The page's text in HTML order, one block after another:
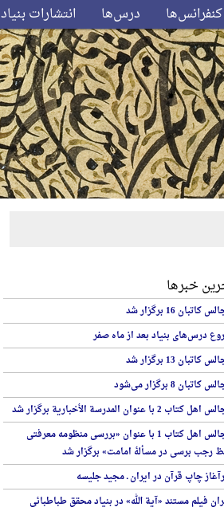
کنفرانس‌ها درس‌ها انتشارات بنیاد
خبرها
کاتبان 16 برگزار شد
درس‌های بنیاد بعد از ماه صفر
کاتبان 13 برگزار شد
کاتبان 8 برگزار می‌شود
کتاب 2 با عنوان المدرسة الأخباریة برگزار شد
مجالس اهل کتاب 1 با عنوان «بررسی منظومه معرفتی
رجب برسی در مسألۀ امامت» برگزار شد
چاپ قرآن در ایران ـ مجید جلیسه
فیلم مستند «آیة الله» در بنیاد محقق طباطبائی